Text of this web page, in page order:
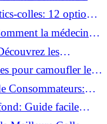
colles: 12 options
la médecine
confiance!
les
résultat parfait!
pour camoufler les
Consommateurs:
numéro un!
Guide facile